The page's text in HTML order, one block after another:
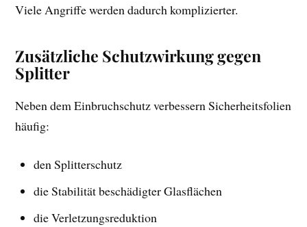
Viele Angriffe werden dadurch komplizierter.
Zusätzliche Schutzwirkung gegen
Splitter
Neben dem Einbruchschutz verbessern Sicherheitsfolien
häufig:
den Splitterschutz
die Stabilität beschädigter Glasflächen
die Verletzungsreduktion